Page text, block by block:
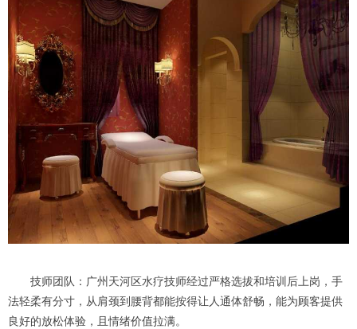
技师团队：广州天河区水疗技师经过严格选拔和培训后上岗，手
法轻柔有分寸，从肩颈到腰背都能按得让人通体舒畅，能为顾客提供
良好的放松体验，且情绪价值拉满。